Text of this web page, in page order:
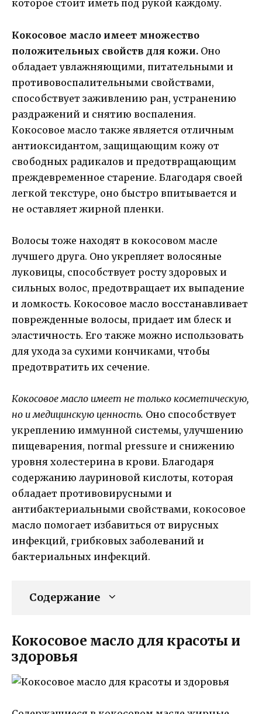
которое стоит иметь под рукой каждому.
Кокосовое масло имеет множество
положительных свойств для кожи. Оно
обладает увлажняющими, питательными и
противовоспалительными свойствами,
способствует заживлению ран, устранению
раздражений и снятию воспаления.
Кокосовое масло также является отличным
антиоксидантом, защищающим кожу от
свободных радикалов и предотвращающим
преждевременное старение. Благодаря своей
легкой текстуре, оно быстро впитывается и
не оставляет жирной пленки.
Волосы тоже находят в кокосовом масле
лучшего друга. Оно укрепляет волосяные
луковицы, способствует росту здоровых и
сильных волос, предотвращает их выпадение
и ломкость. Кокосовое масло восстанавливает
поврежденные волосы, придает им блеск и
эластичность. Его также можно использовать
для ухода за сухими кончиками, чтобы
предотвратить их сечение.
Кокосовое масло имеет не только косметическую,
но и медицинскую ценность. Оно способствует
укреплению иммунной системы, улучшению
пищеварения, normal pressure и снижению
уровня холестерина в крови. Благодаря
содержанию лауриновой кислоты, которая
обладает противовирусными и
антибактериальными свойствами, кокосовое
масло помогает избавиться от вирусных
инфекций, грибковых заболеваний и
бактериальных инфекций.
Содержание
Кокосовое масло для красоты и
здоровья